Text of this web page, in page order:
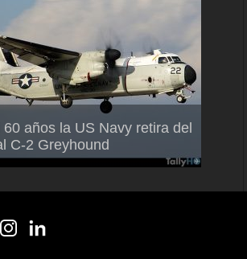
60 años la US Navy retira del
C-2 Greyhound
KLM anuncia a Guilhem
nuevo Director General
Latina